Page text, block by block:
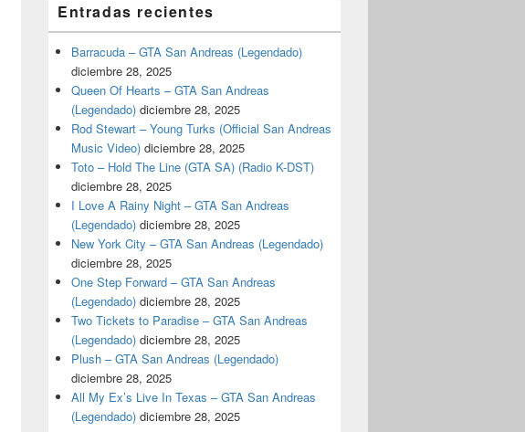
Entradas recientes
Barracuda – GTA San Andreas (Legendado)
diciembre 28, 2025
Queen Of Hearts – GTA San Andreas
(Legendado) diciembre 28, 2025
Rod Stewart – Young Turks (Official San Andreas
Music Video) diciembre 28, 2025
Toto – Hold The Line (GTA SA) (Radio K-DST)
diciembre 28, 2025
I Love A Rainy Night – GTA San Andreas
(Legendado) diciembre 28, 2025
New York City – GTA San Andreas (Legendado)
diciembre 28, 2025
One Step Forward – GTA San Andreas
(Legendado) diciembre 28, 2025
Two Tickets to Paradise – GTA San Andreas
(Legendado) diciembre 28, 2025
Plush – GTA San Andreas (Legendado)
diciembre 28, 2025
All My Ex’s Live In Texas – GTA San Andreas
(Legendado) diciembre 28, 2025